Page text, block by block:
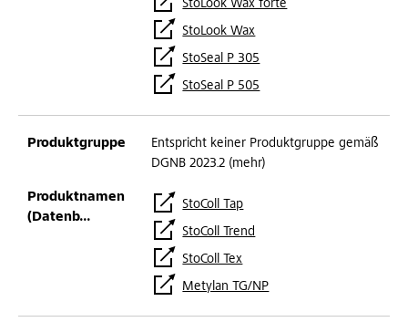
StoLook Wax forte
StoLook Wax
StoSeal P 305
StoSeal P 505
Entspricht keiner Produktgruppe gemäß
DGNB 2023.2 (mehr)
StoColl Tap
StoColl Trend
StoColl Tex
Metylan TG/NP